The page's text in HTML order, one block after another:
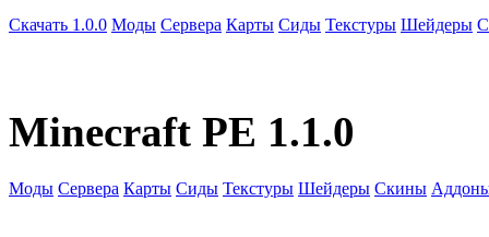
Скачать 1.0.0 Моды Сервера Карты Сиды Текстуры Шейдеры
Minecraft PE 1.1.0
Моды Сервера Карты Сиды Текстуры Шейдеры Скины